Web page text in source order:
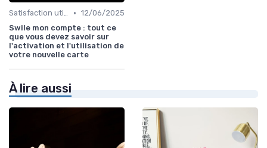
Satisfaction utilisateurs • 12/06/2025
Swile mon compte : tout ce
que vous devez savoir sur
l'activation et l'utilisation de
votre nouvelle carte
À lire aussi